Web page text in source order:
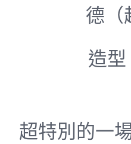
德（
造
超特別的一